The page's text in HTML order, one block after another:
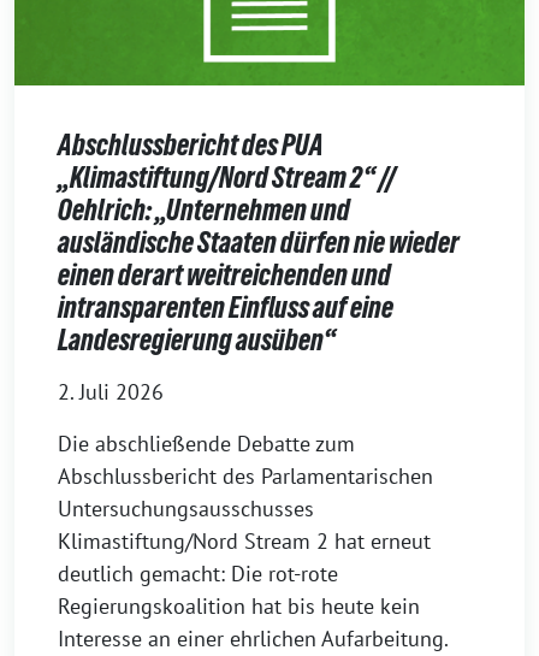
Abschlussbericht des PUA
„Klimastiftung/Nord Stream 2“ //
Oehlrich: „Unternehmen und
ausländische Staaten dürfen nie wieder
einen derart weitreichenden und
intransparenten Einfluss auf eine
Landesregierung ausüben“
2. Juli 2026
Die abschließende Debatte zum
Abschlussbericht des Parlamentarischen
Untersuchungsausschusses
Klimastiftung/Nord Stream 2 hat erneut
deutlich gemacht: Die rot-rote
Regierungskoalition hat bis heute kein
Interesse an einer ehrlichen Aufarbeitung.